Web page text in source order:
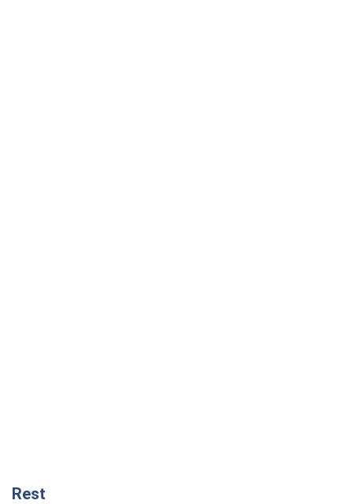
Rest